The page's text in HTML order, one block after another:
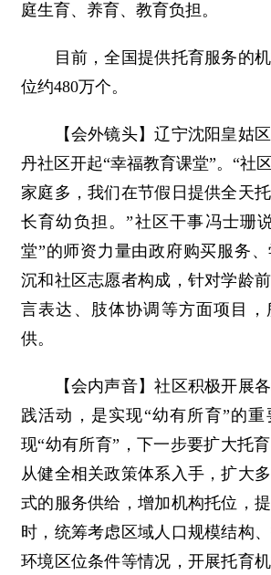
庭生育、养育、教育负担。
目前，全国提供托育服务的机
位约480万个。
【会外镜头】辽宁沈阳皇姑区
丹社区开起“幸福教育课堂”。“社
家庭多，我们在节假日提供全天
长育幼负担。”社区干事冯士珊
堂”的师资力量由政府购买服务
沉和社区志愿者构成，针对学龄
言表达、肢体协调等方面项目，
供。
【会内声音】社区积极开展各
践活动，是实现“幼有所育”的
现“幼有所育”，下一步要扩大托
从健全相关政策体系入手，扩大
式的服务供给，增加机构托位，
时，统筹考虑区域人口规模结构
环境区位条件等情况，开展托育